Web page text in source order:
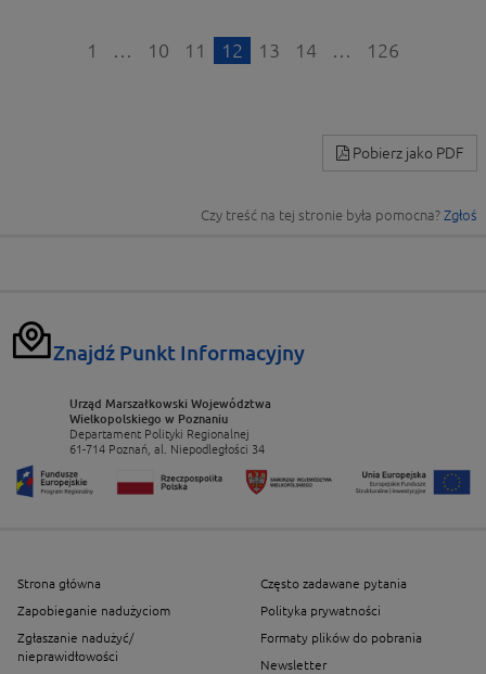
1 … 10 11 12 13 14 … 126
Pobierz jako PDF
Czy treść na tej stronie była pomocna? Zgłoś
Znajdź Punkt Informacyjny
Urząd Marszałkowski Województwa
Wielkopolskiego w Poznaniu
Departament Polityki Regionalnej
61-714 Poznań, al. Niepodległości 34
Strona główna
Zapobieganie nadużyciom
Zgłaszanie nadużyć/
nieprawidłowości
Często zadawane pytania
Polityka prywatności
Formaty plików do pobrania
Newsletter